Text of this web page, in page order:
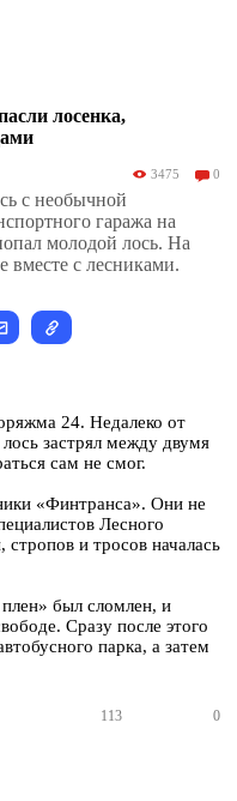
лосенка,
3475 0
с необычной
гаража на
молодой лось. На
с лесниками.
24. Недалеко от
застрял между двумя
сам не смог.
«Финтранса». Они не
Лесного
и тросов началась
был сломлен, и
Сразу после этого
парка, а затем
113 0